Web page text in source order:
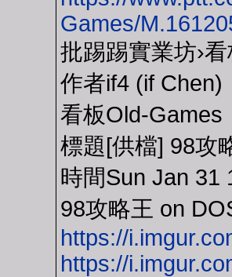
Games/
批踢踢實業坊›
作者if4 (if Chen)
看板Old-Games
標題[供檔] 98攻
時間Sun Jan 31
98攻略王 on
https://
https://